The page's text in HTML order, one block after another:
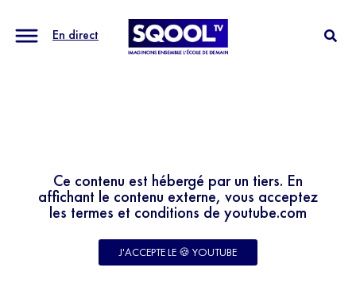
En direct
Ce contenu est hébergé par un tiers. En
affichant le contenu externe, vous acceptez
les termes et conditions de youtube.com
J'ACCEPTE LE 🍪 YOUTUBE